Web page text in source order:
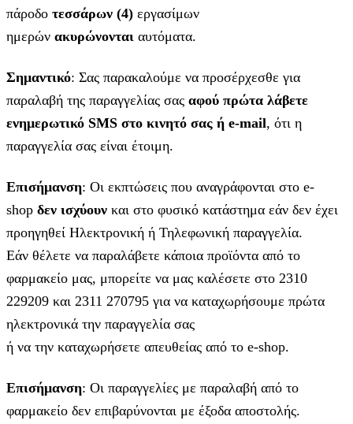
πάροδο τεσσάρων (4) εργασίμων
ημερών ακυρώνονται αυτόματα.
Σημαντικό: Σας παρακαλούμε να προσέρχεσθε για
παραλαβή της παραγγελίας σας αφού πρώτα λάβετε
ενημερωτικό SMS στο κινητό σας ή e-mail, ότι η
παραγγελία σας είναι έτοιμη.
Επισήμανση: Οι εκπτώσεις που αναγράφονται στο e-
shop δεν ισχύουν και στο φυσικό κατάστημα εάν δεν έχει
προηγηθεί Ηλεκτρονική ή Τηλεφωνική παραγγελία.
Εάν θέλετε να παραλάβετε κάποια προϊόντα από το
φαρμακείο μας, μπορείτε να μας καλέσετε στο 2310
229209 και 2311 270795 για να καταχωρήσουμε πρώτα
ηλεκτρονικά την παραγγελία σας
ή να την καταχωρήσετε απευθείας από το e-shop.
Επισήμανση: Οι παραγγελίες με παραλαβή από το
φαρμακείο δεν επιβαρύνονται με έξοδα αποστολής.